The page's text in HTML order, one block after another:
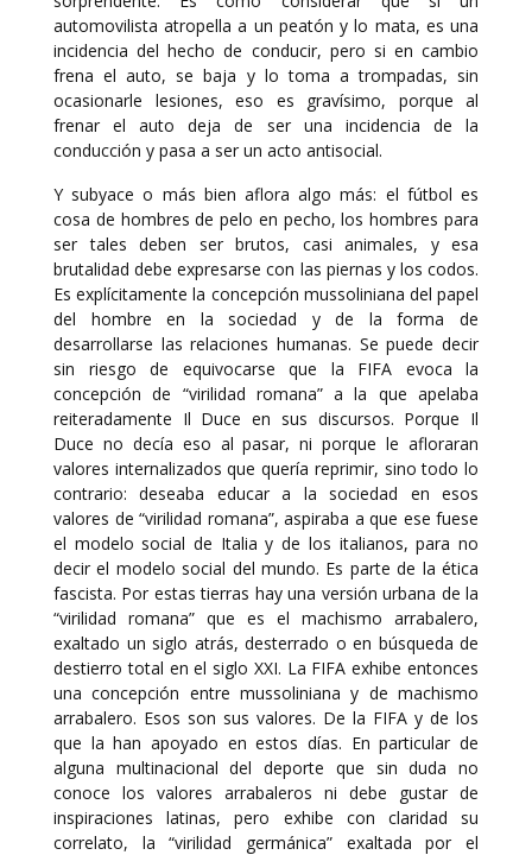
automovilista atropella a un peatón y lo mata, es una
incidencia del hecho de conducir, pero si en cambio
frena el auto, se baja y lo toma a trompadas, sin
ocasionarle lesiones, eso es gravísimo, porque al
frenar el auto deja de ser una incidencia de la
conducción y pasa a ser un acto antisocial.
Y subyace o más bien aflora algo más: el fútbol es
cosa de hombres de pelo en pecho, los hombres para
ser tales deben ser brutos, casi animales, y esa
brutalidad debe expresarse con las piernas y los codos.
Es explícitamente la concepción mussoliniana del papel
del hombre en la sociedad y de la forma de
desarrollarse las relaciones humanas. Se puede decir
sin riesgo de equivocarse que la FIFA evoca la
concepción de “virilidad romana” a la que apelaba
reiteradamente Il Duce en sus discursos. Porque Il
Duce no decía eso al pasar, ni porque le afloraran
valores internalizados que quería reprimir, sino todo lo
contrario: deseaba educar a la sociedad en esos
valores de “virilidad romana”, aspiraba a que ese fuese
el modelo social de Italia y de los italianos, para no
decir el modelo social del mundo. Es parte de la ética
fascista. Por estas tierras hay una versión urbana de la
“virilidad romana” que es el machismo arrabalero,
exaltado un siglo atrás, desterrado o en búsqueda de
destierro total en el siglo XXI. La FIFA exhibe entonces
una concepción entre mussoliniana y de machismo
arrabalero. Esos son sus valores. De la FIFA y de los
que la han apoyado en estos días. En particular de
alguna multinacional del deporte que sin duda no
conoce los valores arrabaleros ni debe gustar de
inspiraciones latinas, pero exhibe con claridad su
correlato, la “virilidad germánica” exaltada por el